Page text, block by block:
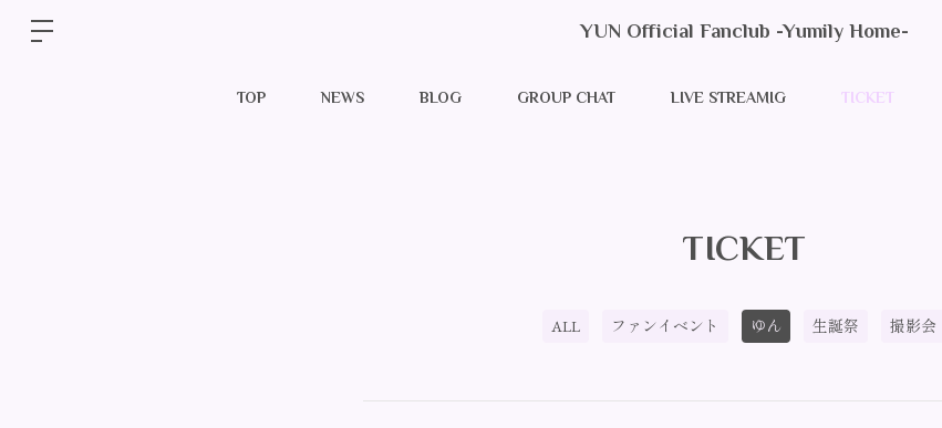
YUN Official Fanclub -Yumily Home-
TOP NEWS BLOG GROUP CHAT LIVE STREAMIG TICKET
TICKET
ALL ファンイベント ゆん 生誕祭 撮影会